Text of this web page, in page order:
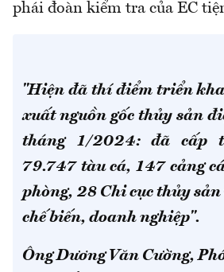
phái đoàn kiểm tra của EC
"Hiện đã thí điểm triển
xuất nguồn gốc thủy sản
tháng 1/2024: đã cấp
79.747 tàu cá, 147 cảng
phòng, 28 Chi cục thủy
chế biến, doanh nghiệp".
Ông Dương Văn Cường,